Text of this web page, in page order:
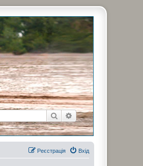
ПошукРозширений пошук
Feel. Drive.
Вхід
Реєстрація